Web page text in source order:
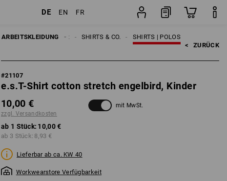
DE EN FR
ARBEITSKLEIDUNG SHIRTS | POLOS
SHIRTS & CO.
KINDER
< ZURÜCK
#21107
e.s.T-Shirt cotton stretch engelbird, Kinder
10,00 €
zzgl. Versandkosten
mit MwSt.
ab 1 Stück: 10,00 €
ab 3 Stück: 8,93 €
Lieferbar ab ca. KW 40
Workwearstore Verfügbarkeit